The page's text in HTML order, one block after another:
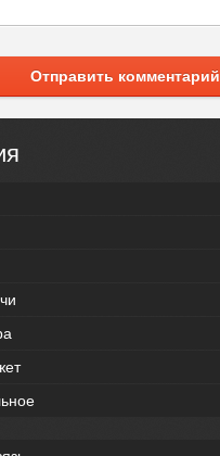
Отправить комментарий